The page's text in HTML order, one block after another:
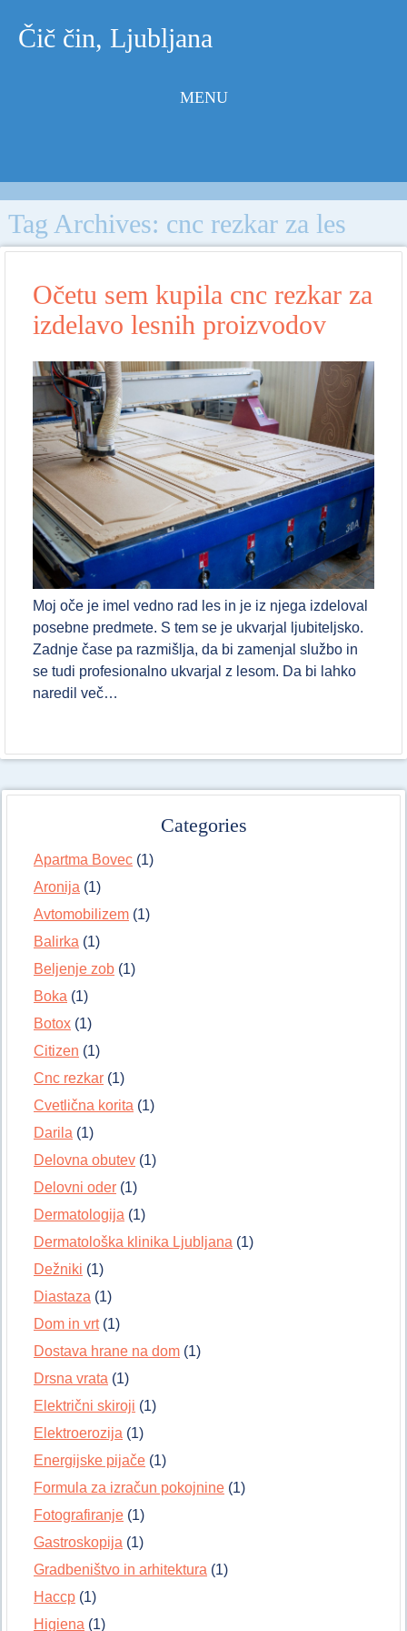
Čič čin, Ljubljana
MENU
Tag Archives: cnc rezkar za les
Očetu sem kupila cnc rezkar za
izdelavo lesnih proizvodov
Moj oče je imel vedno rad les in je iz njega izdeloval
posebne predmete. S tem se je ukvarjal ljubiteljsko.
Zadnje čase pa razmišlja, da bi zamenjal službo in
se tudi profesionalno ukvarjal z lesom. Da bi lahko
naredil več…
Categories
Apartma Bovec (1)
Aronija (1)
Avtomobilizem (1)
Balirka (1)
Beljenje zob (1)
Boka (1)
Botox (1)
Citizen (1)
Cnc rezkar (1)
Cvetlična korita (1)
Darila (1)
Delovna obutev (1)
Delovni oder (1)
Dermatologija (1)
Dermatološka klinika Ljubljana (1)
Dežniki (1)
Diastaza (1)
Dom in vrt(1)
Dostava hrane na dom (1)
Drsna vrata (1)
Električni skiroji (1)
Elektroerozija (1)
Energijske pijače (1)
Formula za izračun pokojnine (1)
Fotografiranje (1)
Gastroskopija (1)
Gradbeništvo in arhitektura (1)
Haccp (1)
Higiena (1)